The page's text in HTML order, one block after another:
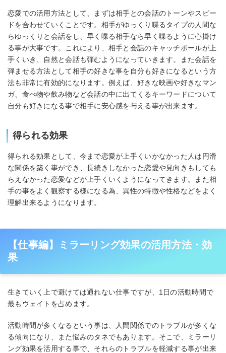
恋愛での活用方法として、まずは相手との会話のトーンやスピー
ドを合わせていくことです。相手がゆっくり喋るタイプの人間な
らゆっくりと会話をし、早く喋る相手なら早く喋るように心掛け
る事が大事です。これにより、相手と会話のキャッチボールが上
手くいき、自然と会話も弾むようになっていきます。また会話を
弾ませる方法として相手の好きな事を自分も好きになるという方
法も非常に有効的になります。例えば、好きな映画や好きなマン
ガ、食べ物や飲み物など会話の中に出てくるキーワードについて
自分も好きになる事で相手に安心感を与える事が出来ます。
得られる効果
得られる効果として、今まで恋愛が上手くいかなかった人は円滑
な関係を築く事ができ、長続きしなかった恋愛や見向きもしても
らえなかった恋愛などが上手くいくようになってきます。また相
手の事をよく観察する様になる為、異性の特徴や性格などをよく
理解出来るようになります。
【仕事編】ミラーリング効果の活用方法・効
果
生きていく上で避けては通れない仕事ですが、1日の活動時間で
最もウェイトを占めます。
活動時間が多くなるという事は、人間関係でのトラブルが多くな
る傾向になり、また悩みのタネでもあります。そこで、ミラーリ
ング効果を活用する事で、それらのトラブルを軽減する事が出来